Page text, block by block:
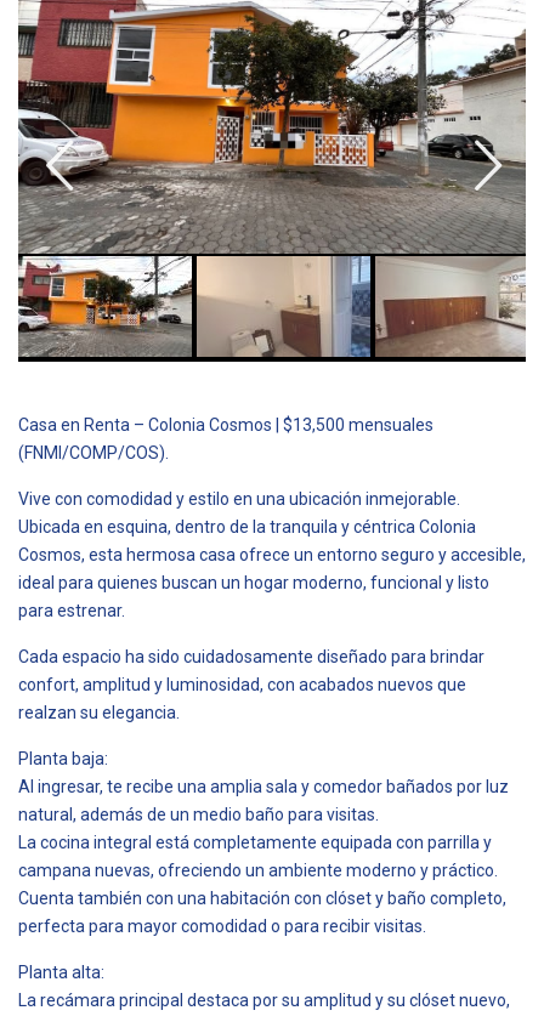
Casa en Renta – Colonia Cosmos | $13,500 mensuales
(FNMI/COMP/COS).
Vive con comodidad y estilo en una ubicación inmejorable.
Ubicada en esquina, dentro de la tranquila y céntrica Colonia
Cosmos, esta hermosa casa ofrece un entorno seguro y accesible,
ideal para quienes buscan un hogar moderno, funcional y listo
para estrenar.
Cada espacio ha sido cuidadosamente diseñado para brindar
confort, amplitud y luminosidad, con acabados nuevos que
realzan su elegancia.
Planta baja:
Al ingresar, te recibe una amplia sala y comedor bañados por luz
natural, además de un medio baño para visitas.
La cocina integral está completamente equipada con parrilla y
campana nuevas, ofreciendo un ambiente moderno y práctico.
Cuenta también con una habitación con clóset y baño completo,
perfecta para mayor comodidad o para recibir visitas.
Planta alta:
La recámara principal destaca por su amplitud y su clóset nuevo,